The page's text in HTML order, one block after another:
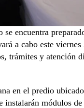
encuentra
a cabo este
trámites y atención
en el predio
módulos